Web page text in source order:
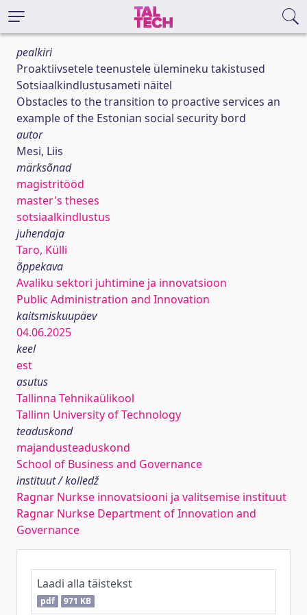
pealkiri
Proaktiivsetele teenustele ülemineku takistused
Sotsiaalkindlustusameti näitel
Obstacles to the transition to proactive services an
example of the Estonian social security bord
autor
Mesi, Liis
märksõnad
magistritööd
master's theses
sotsiaalkindlustus
juhendaja
Taro, Külli
õppekava
Avaliku sektori juhtimine ja innovatsioon
Public Administration and Innovation
kaitsmiskuupäev
04.06.2025
keel
est
asutus
Tallinna Tehnikaülikool
Tallinn University of Technology
teaduskond
majandusteaduskond
School of Business and Governance
instituut / kolledž
Ragnar Nurkse innovatsiooni ja valitsemise instituut
Ragnar Nurkse Department of Innovation and
Governance
Laadi alla täistekst
pdf 971 KB